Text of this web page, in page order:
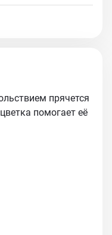
прячется
помогает её